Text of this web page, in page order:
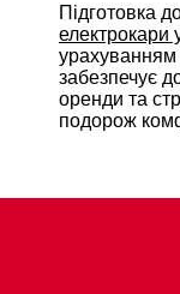
Підготовка
електрокари
урахуванням
забезпечує
оренди та
подорож